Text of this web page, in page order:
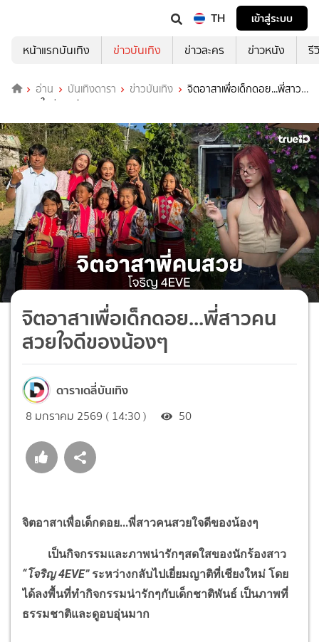
TH
เข้าสู่ระบบ
หน้าแรกบันเทิง
ข่าวบันเทิง ข่าวละคร ข่าวหนัง รี
อ่าน บันเทิงดารา ข่าวบันเทิง
จิตอาสาเพื่อเด็กดอย...พี่สาว
คนสวยใจดีของน้องๆ
จิตอาสาเพื่อเด็กดอย...พี่สาวคน
สวยใจดีของน้องๆ
ดาราเดลี่บันเทิง
8 มกราคม 2569 ( 14:30 ) 50
จิตอาสาเพื่อเด็กดอย...พี่สาวคนสวยใจดีของน้องๆ
เป็นกิจกรรมและภาพน่ารักๆสดใสของนักร้องสาว
“โจริญ4EVE” ระหว่างกลับไปเยี่ยมญาติที่เชียงใหม่ โดย
ได้ลงพื้นที่ทำกิจกรรมน่ารักๆกับเด็กชาติพันธ์ เป็นภาพที่
ธรรมชาติและดูอบอุ่นมาก